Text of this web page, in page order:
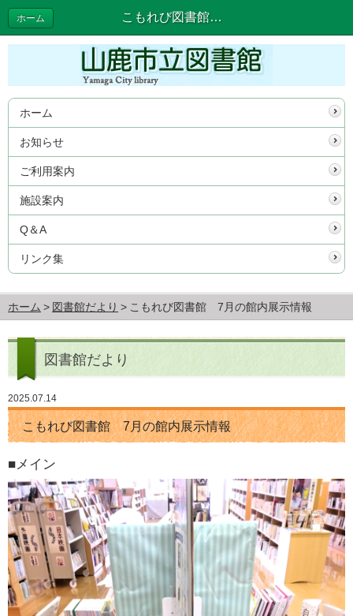
こもれび図書館 7月の館内展示情報 | 図書館だより
ホーム
ホーム
お知らせ
ご利用案内
施設案内
Q＆A
リンク集
ホーム 図書館だより こもれび図書館 7月の館内展示情報
図書館だより
2025.07.14
こもれび図書館 7月の館内展示情報
■メイン